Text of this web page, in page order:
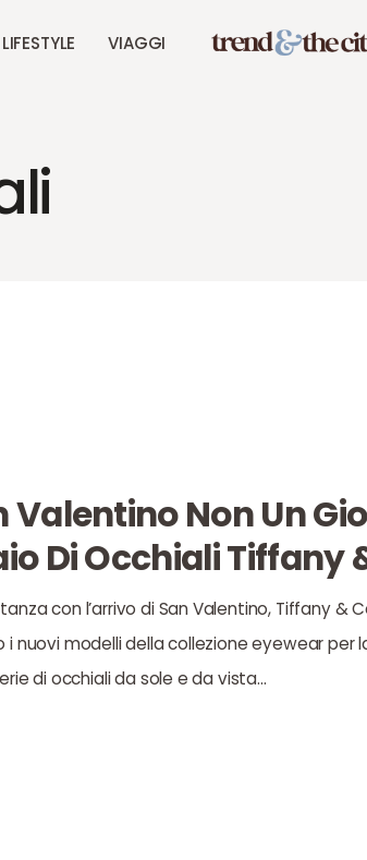
LIFESTYLE VIAGGI
Valentino Non Un
Di Occhiali Tiffany
con l’arrivo di San Valentino, Tiffany &
nuovi modelli della collezione eyewear per
di occhiali da sole e da vista…